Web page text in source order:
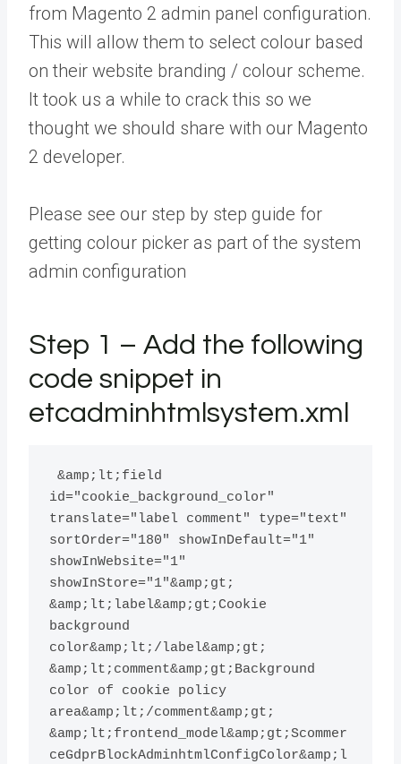
from Magento 2 admin panel configuration.
This will allow them to select colour based
on their website branding / colour scheme.
It took us a while to crack this so we
thought we should share with our Magento
2 developer.
Please see our step by step guide for
getting colour picker as part of the system
admin configuration
Step 1 – Add the following
code snippet in
etcadminhtmlsystem.xml
id="cookie_background_color"
translate="label comment" type="text"
sortOrder="180" showInDefault="1"
showInWebsite="1"
showInStore="1"&amp;gt;
&amp;lt;label&amp;gt;Cookie
background
color&amp;lt;/label&amp;gt;
&amp;lt;comment&amp;gt;Background
color of cookie policy
area&amp;lt;/comment&amp;gt;
&amp;lt;frontend_model&amp;gt;Scommer
ceGdprBlockAdminhtmlConfigColor&amp;l